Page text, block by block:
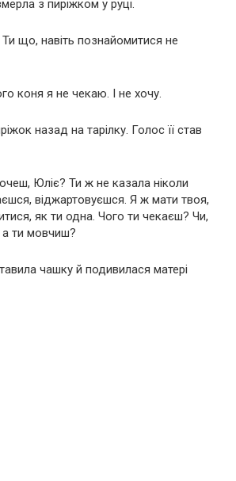
з пиріжком у руці.
що, навіть познайомитися не
коня я не чекаю. І не хочу.
назад на тарілку. Голос її став
Юліє? Ти ж не казала ніколи
віджартовуєшся. Я ж мати твоя,
як ти одна. Чого ти чекаєш? Чи,
ти мовчиш?
чашку й подивилася матері